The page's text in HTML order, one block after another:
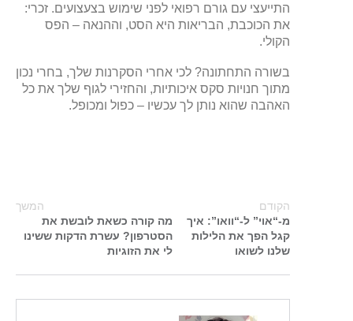
התייעצי עם גורם רפואי לפני שימוש בצעצועים. זכרי:
את הכוכבת, הבריאות היא הסט, וההנאה – הפס
הקולי.
בשורה התחתונה? לכי אחרי הסקרנות שלך, בחרי נכון
מתוך חנויות סקס איכותיות, והחזירי לגוף שלך את כל
האהבה שהוא נותן לך עכשיו – כפול ומכופל.
הקודם
מ-“אוי” ל-“וואו”: איך
קגל הפך את הלילות
שלנו לשואו
המשך
מה קורה כשאת לובשת את
הסטרפון? עשרת הדקות ששינו
לי את הזוגיות